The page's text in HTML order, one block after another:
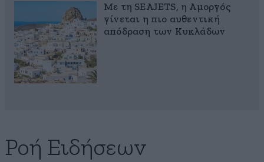
Με τη SEAJETS, η Αμοργός
γίνεται η πιο αυθεντική
απόδραση των Κυκλάδων
Ροή Ειδήσεων